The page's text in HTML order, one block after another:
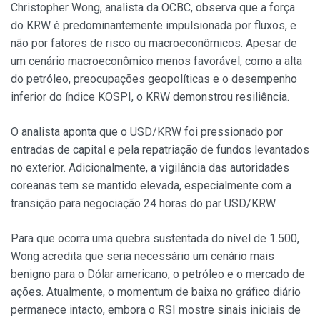
Christopher Wong, analista da OCBC, observa que a força
do KRW é predominantemente impulsionada por fluxos, e
não por fatores de risco ou macroeconômicos. Apesar de
um cenário macroeconômico menos favorável, como a alta
do petróleo, preocupações geopolíticas e o desempenho
inferior do índice KOSPI, o KRW demonstrou resiliência.
O analista aponta que o USD/KRW foi pressionado por
entradas de capital e pela repatriação de fundos levantados
no exterior. Adicionalmente, a vigilância das autoridades
coreanas tem se mantido elevada, especialmente com a
transição para negociação 24 horas do par USD/KRW.
Para que ocorra uma quebra sustentada do nível de 1.500,
Wong acredita que seria necessário um cenário mais
benigno para o Dólar americano, o petróleo e o mercado de
ações. Atualmente, o momentum de baixa no gráfico diário
permanece intacto, embora o RSI mostre sinais iniciais de